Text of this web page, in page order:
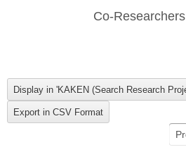
Co-Researchers